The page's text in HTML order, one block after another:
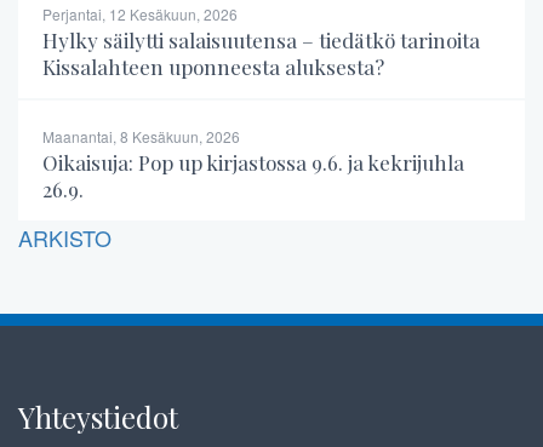
Perjantai, 12 Kesäkuun, 2026
Hylky säilytti salaisuutensa – tiedätkö tarinoita
Kissalahteen uponneesta aluksesta?
Maanantai, 8 Kesäkuun, 2026
Oikaisuja: Pop up kirjastossa 9.6. ja kekrijuhla
26.9.
ARKISTO
Yhteystiedot